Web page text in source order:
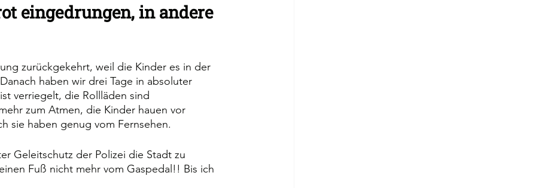
eingedrungen, in andere
zurückgekehrt, weil die Kinder es in der
haben wir drei Tage in absoluter
verriegelt, die Rollläden sind
zum Atmen, die Kinder hauen vor
sie haben genug vom Fernsehen.
Geleitschutz der Polizei die Stadt zu
Fuß nicht mehr vom Gaspedal!! Bis ich